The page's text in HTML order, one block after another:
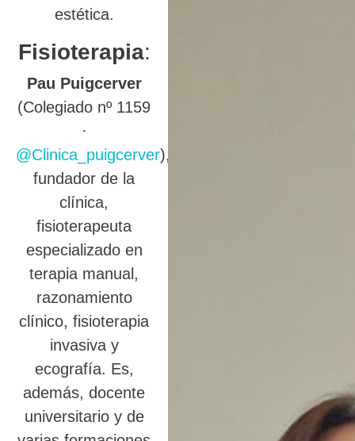
estética.
Fisioterapia:
Pau Puigcerver
(Colegiado nº 1159
·
@Clinica_puigcerver),
fundador de la
clínica,
fisioterapeuta
especializado en
terapia manual,
razonamiento
clínico, fisioterapia
invasiva y
ecografía. Es,
además, docente
universitario y de